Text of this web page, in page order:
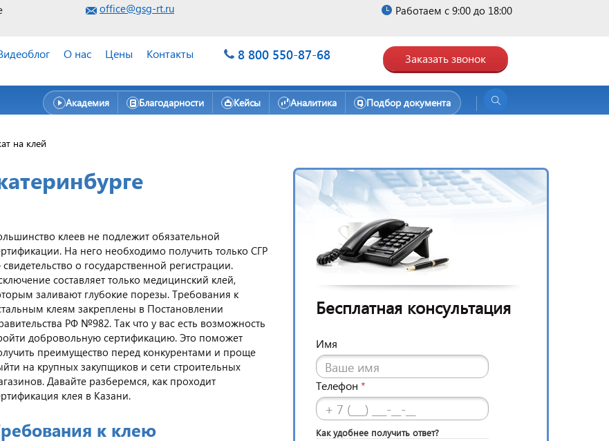
office@gsg-rt.ru Работаем с 9:00 до 18:00
О нас Цены Контакты 8 800 550-87-68 Заказать звонок
Академия Благодарности Кейсы Аналитика Подбор документа
на клей
клеев не подлежит обязательной
На него необходимо получить только СГР
о государственной регистрации.
составляет только медицинский клей,
заливают глубокие порезы. Требования к
клеям закреплены в Постановлении
РФ №982. Так что у вас есть возможность
добровольную сертификацию. Это поможет
преимущество перед конкурентами и проще
на крупных закупщиков и сети строительных
Давайте разберемся, как проходит
клея в Казани.
к клею
Бесплатная консультация
Имя
Телефон *
Как удобнее получить ответ?